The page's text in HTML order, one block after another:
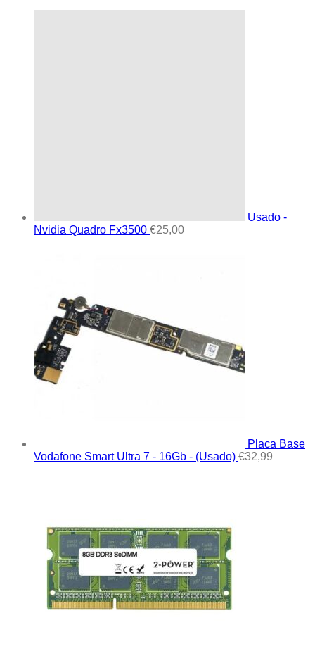
Usado -
Nvidia Quadro Fx3500 €25,00
Placa Base
Vodafone Smart Ultra 7 - 16Gb - (Usado) €32,99